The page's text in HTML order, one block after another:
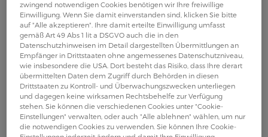
Bewegung bei Rheuma: Das Video erklärt Übungen
zur Kräftigung für Wirbelsäule und Beinmuskulatur
anschaulich und praxisnah. Es behandelt die
wichtigsten Grundlagen, zeigt konkrete Beispiele
und vermittelt hilfreiche Tipps für die Anwendung
zu Hause.
zwingend notwendigen Cookies benötigen wir Ihre freiwillige
Einwilligung. Wenn Sie damit einverstanden sind, klicken Sie bitte
auf "Alle akzeptieren". Ihre damit erteilte Einwilligung umfasst
gemäß Art 49 Abs 1 lit a DSGVO auch die in den
Datenschutzhinweisen im Detail dargestellten Übermittlungen an
Empfänger in Drittstaaten ohne angemessenes Datenschutzniveau,
wie insbesondere die USA. Dort besteht das Risiko, dass Ihre derart
übermittelten Daten dem Zugriff durch Behörden in diesen
Drittstaaten zu Kontroll- und Überwachungszwecken unterliegen
und dagegen keine wirksamen Rechtsbehelfe zur Verfügung
stehen. Sie können die verschiedenen Cookies unter "Cookie-
Einstellungen" verwalten, oder auch "Alle ablehnen" wählen, um nur
die notwendigen Cookies zu verwenden. Sie können Ihre Cookie-